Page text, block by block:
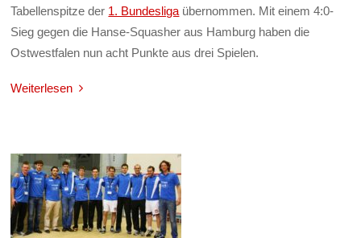
Tabellenspitze der 1. Bundesliga übernommen. Mit einem 4:0-
Sieg gegen die Hanse-Squasher aus Hamburg haben die
Ostwestfalen nun acht Punkte aus drei Spielen.
Weiterlesen